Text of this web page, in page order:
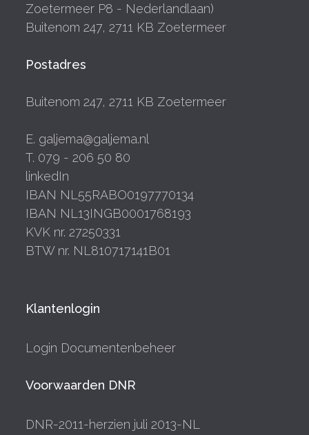
Zoetermeer P8 - Nederlandlaan)
Buitenom 247, 2711 KB Zoetermeer
Postadres
Buitenom 247, 2711 KB Zoetermeer
E. galjema@galjema.nl
T. 079 - 206 50 80
linkedIn
IBAN NL55RABO0197770134
IBAN NL13INGB0001768193
KVK nr. 27250331
BTW nr. NL810717141B01
Klantenlogin
Login Documentenbeheer
Voorwaarden DNR
DNR-2011-herzien juli 2013-NL